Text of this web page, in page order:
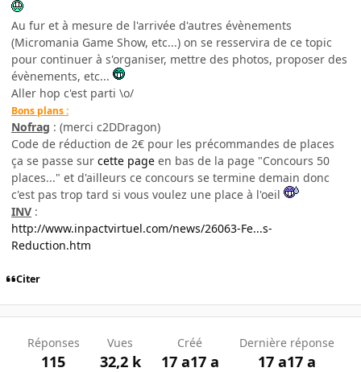
Au fur et à mesure de l'arrivée d'autres évènements
(Micromania Game Show, etc...) on se resservira de ce topic
pour continuer à s'organiser, mettre des photos, proposer des
évènements, etc...
Aller hop c'est parti \o/
Bons plans :
Nofrag : (merci c2DDragon)
Code de réduction de 2€ pour les précommandes de places
ça se passe sur cette page en bas de la page "Concours 50
places..." et d'ailleurs ce concours se termine demain donc
c'est pas trop tard si vous voulez une place à l'oeil
INV :
http://www.inpactvirtuel.com/news/26063-Fe...s-
Reduction.htm
Citer
Réponses
115
Vues
32,2 k
Créé
17 a17 a
Dernière réponse
17 a17 a